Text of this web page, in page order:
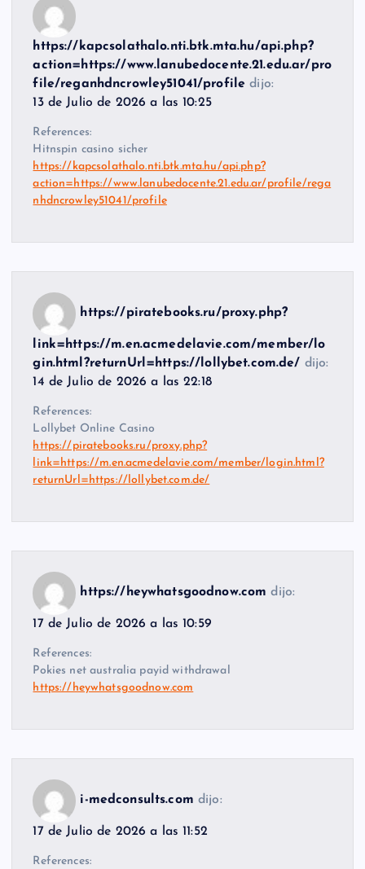
https://kapcsolathalo.nti.btk.mta.hu/api.php?
action=https://www.lanubedocente.21.edu.ar/pro
file/reganhdncrowley51041/profile dijo:
13 de Julio de 2026 a las 10:25
References:
Hitnspin casino sicher
https://kapcsolathalo.nti.btk.mta.hu/api.php?
action=https://www.lanubedocente.21.edu.ar/profile/rega
nhdncrowley51041/profile
https://piratebooks.ru/proxy.php?
link=https://m.en.acmedelavie.com/member/lo
gin.html?returnUrl=https://lollybet.com.de/ dijo:
14 de Julio de 2026 a las 22:18
References:
Lollybet Online Casino
https://piratebooks.ru/proxy.php?
link=https://m.en.acmedelavie.com/member/login.html?
returnUrl=https://lollybet.com.de/
https://heywhatsgoodnow.com dijo:
17 de Julio de 2026 a las 10:59
References:
Pokies net australia payid withdrawal
https://heywhatsgoodnow.com
i-medconsults.com dijo:
17 de Julio de 2026 a las 11:52
References: